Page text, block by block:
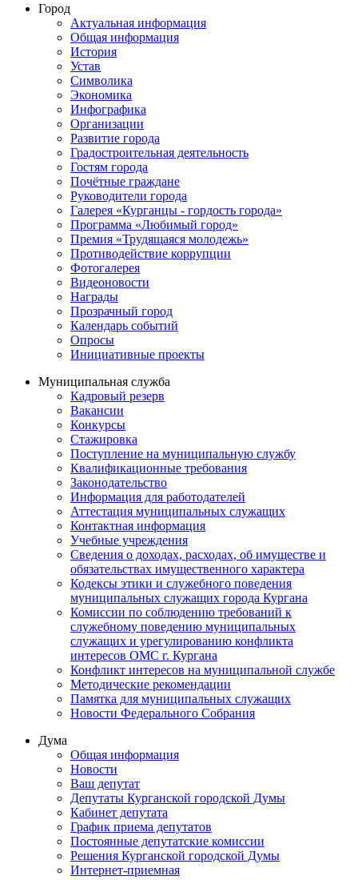
Город
Актуальная информация
Общая информация
История
Устав
Символика
Экономика
Инфографика
Организации
Развитие города
Градостроительная деятельность
Гостям города
Почётные граждане
Руководители города
Галерея «Курганцы - гордость города»
Программа «Любимый город»
Премия «Трудящаяся молодежь»
Противодействие коррупции
Фотогалерея
Видеоновости
Награды
Прозрачный город
Календарь событий
Опросы
Инициативные проекты
Муниципальная служба
Кадровый резерв
Вакансии
Конкурсы
Стажировка
Поступление на муниципальную службу
Квалификационные требования
Законодательство
Информация для работодателей
Аттестация муниципальных служащих
Контактная информация
Учебные учреждения
Сведения о доходах, расходах, об имуществе и
обязательствах имущественного характера
Кодексы этики и служебного поведения
муниципальных служащих города Кургана
Комиссии по соблюдению требований к
служебному поведению муниципальных
служащих и урегулированию конфликта
интересов ОМС г. Кургана
Конфликт интересов на муниципальной службе
Методические рекомендации
Памятка для муниципальных служащих
Новости Федерального Cобрания
Дума
Общая информация
Новости
Ваш депутат
Депутаты Курганской городской Думы
Кабинет депутата
График приема депутатов
Постоянные депутатские комиссии
Решения Курганской городской Думы
Интернет-приемная